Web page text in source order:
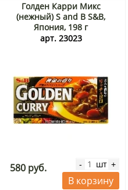
Голден Карри Микс
(нежный) S and B S&B,
Япония, 198 г
арт. 23023
580 руб. - шт +
В корзину